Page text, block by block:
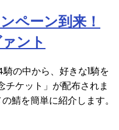
ペーン到来！
ント
の中から、好きな1騎を
チケット」が配布されま
鯖を簡単に紹介します。